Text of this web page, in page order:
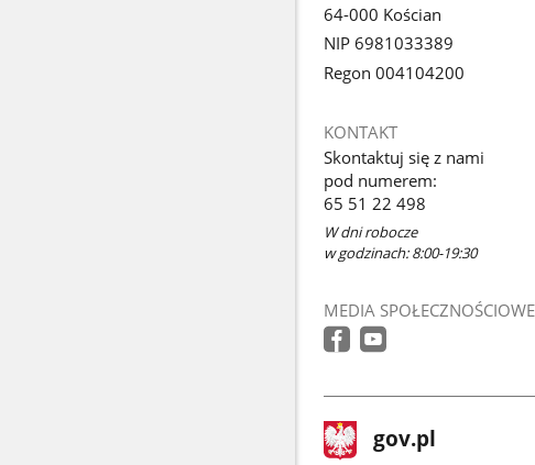
64-000 Kościan
NIP 6981033389
Regon 004104200
KONTAKT
Skontaktuj się z nami
pod numerem:
65 51 22 498
W dni robocze
w godzinach: 8:00-19:30
MEDIA
stopka
gov.pl Strona
gov.pl